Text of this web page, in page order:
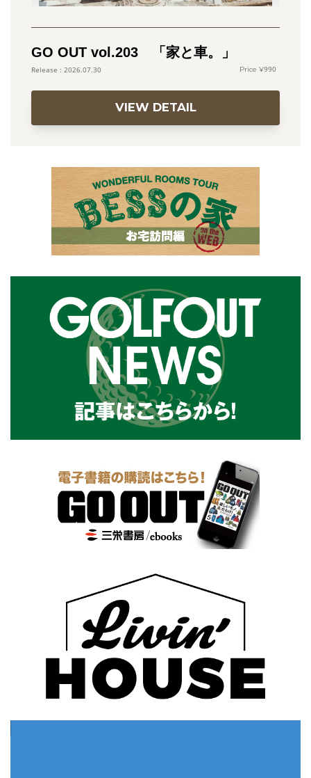
GO OUT vol.203 「家と車。」
2026.07.30 990
VIEW DETAIL